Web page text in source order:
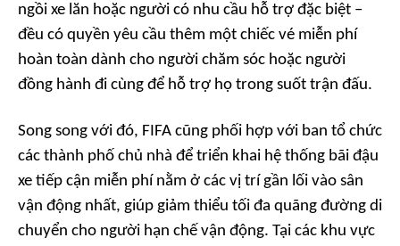
ngồi xe lăn hoặc người có nhu cầu hỗ trợ đặc biệt –
đều có quyền yêu cầu thêm một chiếc vé miễn phí
hoàn toàn dành cho người chăm sóc hoặc người
đồng hành đi cùng để hỗ trợ họ trong suốt trận đấu.
Song song với đó, FIFA cũng phối hợp với ban tổ chức
các thành phố chủ nhà để triển khai hệ thống bãi đậu
xe tiếp cận miễn phí nằm ở các vị trí gần lối vào sân
vận động nhất, giúp giảm thiểu tối đa quãng đường di
chuyển cho người hạn chế vận động. Tại các khu vực